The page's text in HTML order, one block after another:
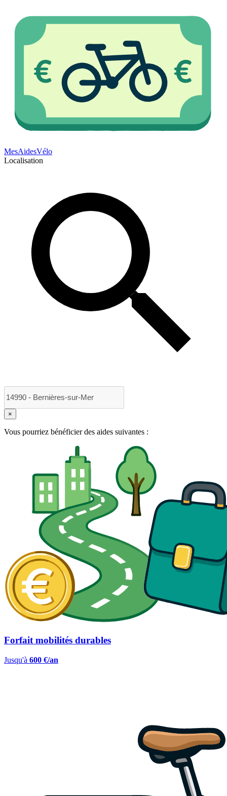
MesAidesVélo
Localisation
×
Vous pourriez bénéficier des aides suivantes :
Forfait mobilités durables
Jusqu'à 600 €/an